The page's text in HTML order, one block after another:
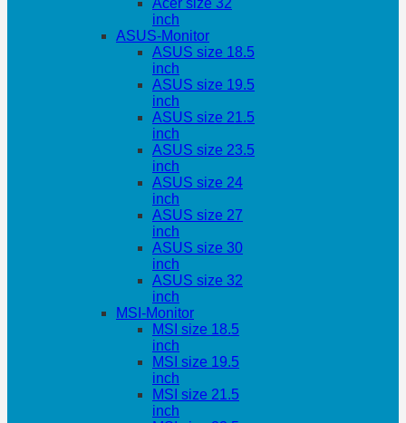
Acer size 32
inch
ASUS-Monitor
ASUS size 18.5
inch
ASUS size 19.5
inch
ASUS size 21.5
inch
ASUS size 23.5
inch
ASUS size 24
inch
ASUS size 27
inch
ASUS size 30
inch
ASUS size 32
inch
MSI-Monitor
MSI size 18.5
inch
MSI size 19.5
inch
MSI size 21.5
inch